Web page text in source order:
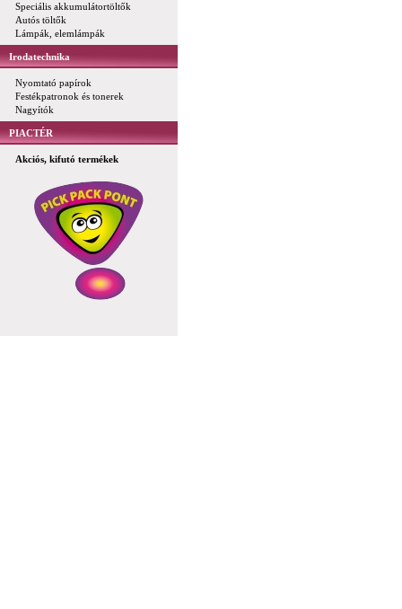
Speciális akkumulátortöltők
Autós töltők
Lámpák, elemlámpák
Irodatechnika
Nyomtató papírok
Festékpatronok és tonerek
Nagyítók
PIACTÉR
Akciós, kifutó termékek